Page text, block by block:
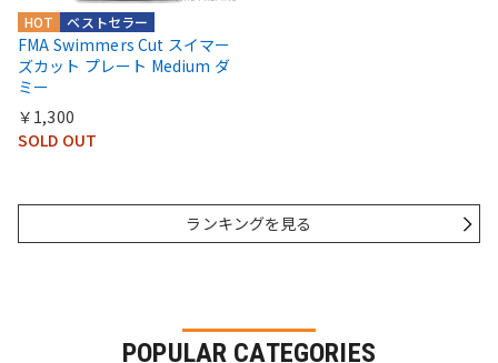
ベストセラー
HOT
FMA Swimmers Cut スイマー
ズカット プレート Medium ダ
ミー
￥1,300
SOLD OUT
ランキングを見る
POPULAR CATEGORIES